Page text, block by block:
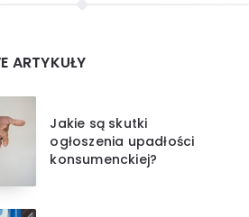
ARTYKUŁY
Jakie są skutki
ogłoszenia upadłości
konsumenckiej?